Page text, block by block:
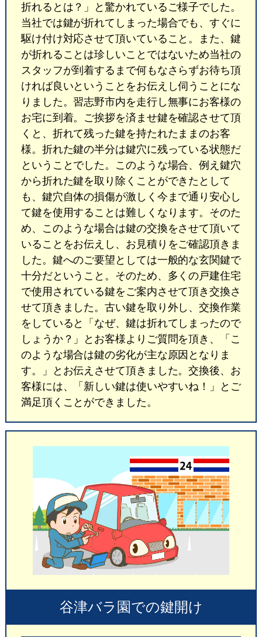
折れるとは？」と驚かれているご様子でした。
当社では鍵が折れてしまった場合でも、すぐに
駆け付け対応させて頂いていること。また、鍵
が折れることは珍しいことではないため当社の
スタッフが到着するまで何もなさらずお待ち頂
ければ良いということをお伝えし伺うことにな
りました。習志野市内を走行し無事にお客様の
お宅に到着。ご挨拶を済ませ鍵を確認させて頂
くと、折れて残った鍵を持たれたままのお客
様。折れた鍵の半分は鍵穴に残っている状態だ
ということでした。このような場合、例え鍵穴
から折れた鍵を取り除くことができたとして
も、鍵穴自体の損傷が激しく今まで通り安心し
て鍵を使用することは難しくなります。そのた
め、このような場合は鍵の交換をさせて頂いて
いることをお伝えし、お見積りをご確認頂きま
した。鍵へのご要望としては一般的な玄関鍵で
十分だということ。そのため、多くの戸建住宅
で使用されている鍵をご案内させて頂き交換さ
せて頂きました。古い鍵を取り外し、交換作業
をしていると「なぜ、鍵は折れてしまったので
しょうか？」とお客様よりご質問を頂き、「こ
のような場合は鍵の劣化が主な原因となりま
す。」とお伝えさせて頂きました。交換後、お
客様には、「新しい鍵は使いやすいね！」とご
満足頂くことができました。
谷津バラ園での鍵開け